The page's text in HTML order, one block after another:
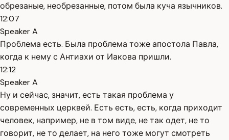
обрезаные, необрезанные, потом была куча язычников.
12:07
Speaker A
Проблема есть. Была проблема тоже апостола Павла,
когда к нему с Антиахи от Иакова пришли.
12:12
Speaker A
Ну и сейчас, значит, есть такая проблема у
современных церквей. Есть есть, есть, когда приходит
человек, например, не в том виде, не так одет, не то
говорит, не то делает, на него тоже могут смотреть